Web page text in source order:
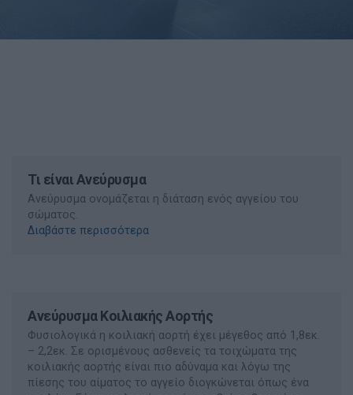
Τι είναι Ανεύρυσμα
Ανεύρυσμα ονομάζεται η διάταση ενός αγγείου του
σώματος.
Διαβάστε περισσότερα
Ανεύρυσμα Κοιλιακής Αορτής
Φυσιολογικά η κοιλιακή αορτή έχει μέγεθος από 1,8εκ.
– 2,2εκ. Σε ορισμένους ασθενείς τα τοιχώματα της
κοιλιακής αορτής είναι πιο αδύναμα και λόγω της
πίεσης του αίματος το αγγείο διογκώνεται όπως ένα